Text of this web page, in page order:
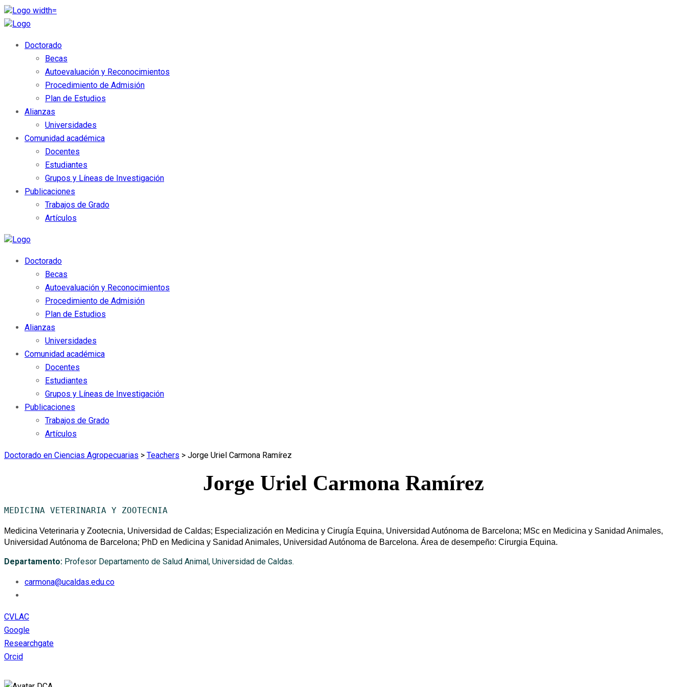
Doctorado
Becas
Autoevaluación y Reconocimientos
Procedimiento de Admisión
Plan de Estudios
Alianzas
Universidades
Comunidad académica
Docentes
Estudiantes
Grupos y Líneas de Investigación
Publicaciones
Trabajos de Grado
Artículos
Doctorado
Becas
Autoevaluación y Reconocimientos
Procedimiento de Admisión
Plan de Estudios
Alianzas
Universidades
Comunidad académica
Docentes
Estudiantes
Grupos y Líneas de Investigación
Publicaciones
Trabajos de Grado
Artículos
Doctorado en Ciencias Agropecuarias > Teachers > Jorge Uriel Carmona Ramírez
Jorge Uriel Carmona Ramírez
MEDICINA VETERINARIA Y ZOOTECNIA
Medicina Veterinaria y Zootecnia, Universidad de Caldas; Especialización en Medicina y Cirugía Equina, Universidad Autónoma de Barcelona; MSc en Medicina y Sanidad Animales,
Universidad Autónoma de Barcelona; PhD en Medicina y Sanidad Animales, Universidad Autónoma de Barcelona. Área de desempeño: Cirurgia Equina.
Departamento: Profesor Departamento de Salud Animal, Universidad de Caldas.
carmona@ucaldas.edu.co
CVLAC
Google
Researchgate
Orcid